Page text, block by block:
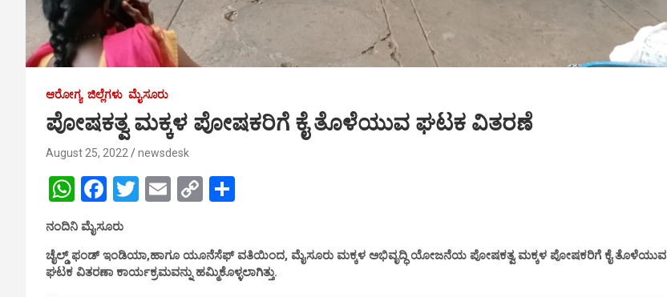
ಆರೋಗ್ಯ ಜಿಲ್ಲೆಗಳು ಮೈಸೂರು
ಪೋಷಕತ್ವ ಮಕ್ಕಳ ಪೋಷಕರಿಗೆ ಕೈ ತೊಳೆಯುವ ಘಟಕ ವಿತರಣೆ
August 25, 2022 newsdesk
W
h
at
s
F
a
ce
b
T
er
E
C
Li e
ನಂದಿನಿ ಮೈಸೂರು
ಚೈಲ್ಡ್ ಫಂಡ್ ಇಂಡಿಯಾ,ಹಾಗೂ ಯೂನೆಸೆಫ್ ವತಿಯಿಂದ, ಮೈಸೂರು ಮಕ್ಕಳ ಅಭಿವೃದ್ಧಿ ಯೋಜನೆಯ ಪೋಷಕತ್ವ ಮಕ್ಕಳ ಪೋಷಕರಿಗೆ ಕೈ ತೊಳೆಯುವ
ಘಟಕ ವಿತರಣಾ ಕಾರ್ಯಕ್ರಮವನ್ನು ಹಮ್ಮಿಕೊಳ್ಳಲಾಗಿತ್ತು.